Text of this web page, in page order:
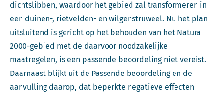
dichtslibben, waardoor het gebied zal transformeren in
een duinen-, rietvelden- en wilgenstruweel. Nu het plan
uitsluitend is gericht op het behouden van het Natura
2000-gebied met de daarvoor noodzakelijke
maatregelen, is een passende beoordeling niet vereist.
Daarnaast blijkt uit de Passende beoordeling en de
aanvulling daarop, dat beperkte negatieve effecten